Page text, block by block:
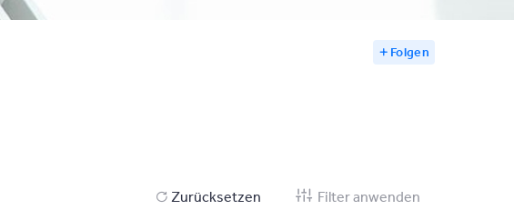
Folgen
Zurücksetzen Filter anwenden